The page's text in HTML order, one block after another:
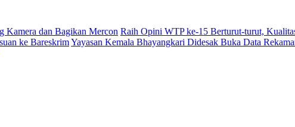
Kamera dan Bagikan Mercon Raih Opini WTP ke-15 Berturut-turut,
ke BareskrimYayasan Kemala Bhayangkari Didesak Buka Data